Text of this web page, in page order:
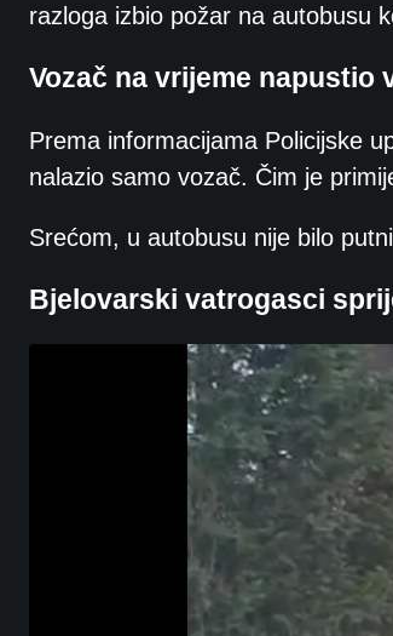
razloga izbio požar na autobusu
Vozač na vrijeme napustio
Prema informacijama Policijske
nalazio samo vozač. Čim je
Srećom, u autobusu nije bilo
Bjelovarski vatrogasci